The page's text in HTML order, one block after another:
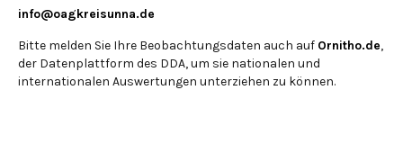
info@oagkreisunna.de
Bitte melden Sie Ihre Beobachtungsdaten auch auf Ornitho.de,
der Datenplattform des DDA, um sie nationalen und
internationalen Auswertungen unterziehen zu können.